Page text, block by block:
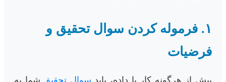
۱. فرموله کردن سوال تحقیق و
فرضیات
پیش از هرگونه کار با داده، باید سوال تحقیق شما به